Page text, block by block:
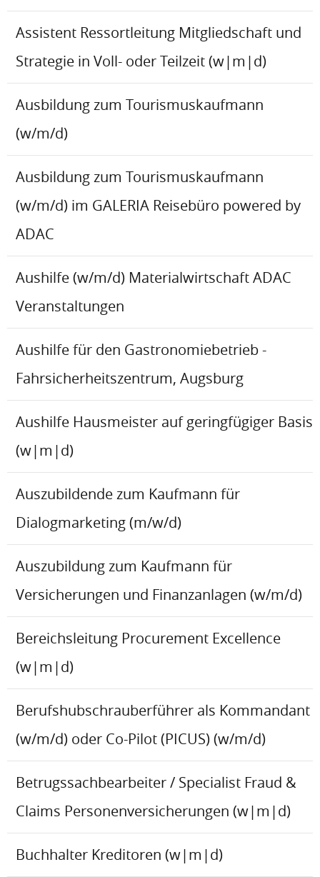
Assistent Ressortleitung Mitgliedschaft und
Strategie in Voll- oder Teilzeit (w|m|d)
Ausbildung zum Tourismuskaufmann
(w/m/d)
Ausbildung zum Tourismuskaufmann
(w/m/d) im GALERIA Reisebüro powered by
ADAC
Aushilfe (w/m/d) Materialwirtschaft ADAC
Veranstaltungen
Aushilfe für den Gastronomiebetrieb -
Fahrsicherheitszentrum, Augsburg
Aushilfe Hausmeister auf geringfügiger Basis
(w|m|d)
Auszubildende zum Kaufmann für
Dialogmarketing (m/w/d)
Auszubildung zum Kaufmann für
Versicherungen und Finanzanlagen (w/m/d)
Bereichsleitung Procurement Excellence
(w|m|d)
Berufshubschrauberführer als Kommandant
(w/m/d) oder Co-Pilot (PICUS) (w/m/d)
Betrugssachbearbeiter / Specialist Fraud &
Claims Personenversicherungen (w|m|d)
Buchhalter Kreditoren (w|m|d)